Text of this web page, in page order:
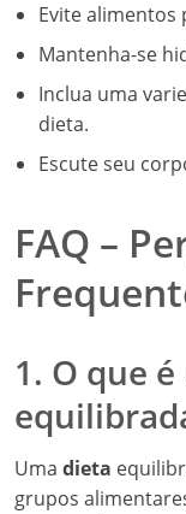
Evite alimentos
Mantenha-se
Inclua uma
dieta.
Escute seu
FAQ –
1. O que
Uma dieta
grupos